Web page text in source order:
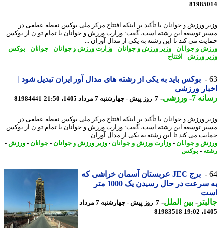
ورزش و جوانان با تأکید بر اینکه افتتاح مرکز ملی بوکس نقطه عطفی در
توسعه این رشته است، گفت: وزارت ورزش و جوانان با تمام توان از بوکس
می کند تا این رشته به یکی از مدال آوران ...
و جوانان-وزیر ورزش و جوانان-وزارت ورزش و جوانان-جوانان-بوکس-
ورزش -افتتاح
بوکس باید به یکی از رشته های مدال آور ایران تبدیل شود |
ورزشی
7
-ورزشی-7 روز پیش - چهارشنبه 7 مرداد 1405، 21:50 81984441
ورزش و جوانان با تأکید بر اینکه افتتاح مرکز ملی بوکس نقطه عطفی در
توسعه این رشته است، گفت: وزارت ورزش و جوانان با تمام توان از بوکس
می کند تا این رشته به یکی از مدال آوران ...
و جوانان-وزارت ورزش و جوانان-وزیر ورزش و جوانان-جوانان-ورزش -
-بوکس
برج JEC عربستان آسمان خراشی که
به سرعت در حال رسیدن یک 1000 متر
-بین الملل-
7 روز پیش - چهارشنبه 7 مرداد
81983518